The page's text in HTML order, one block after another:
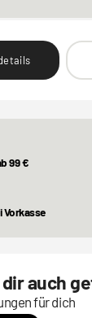
99 €
auch
für dich